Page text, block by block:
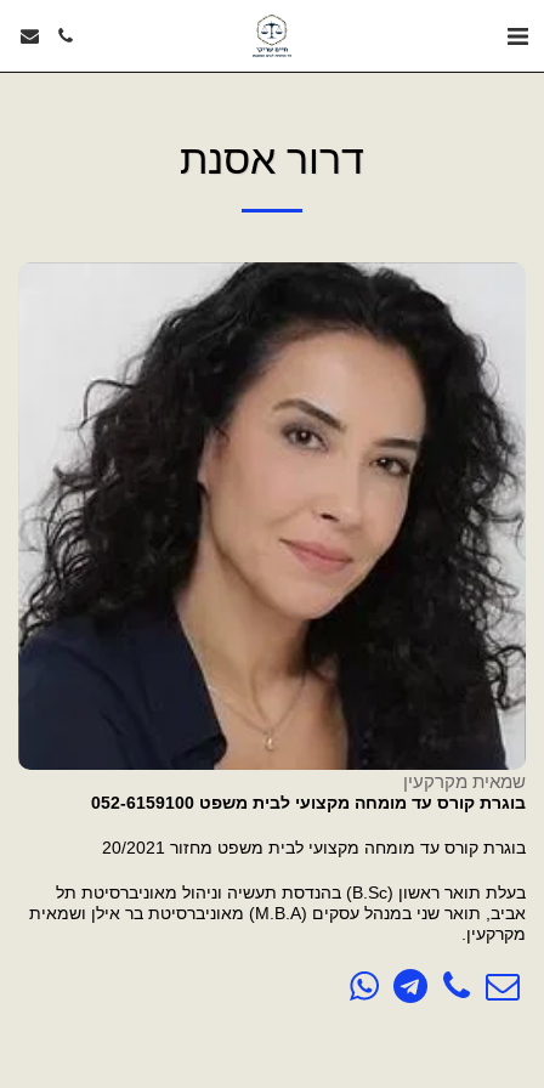
דרור אסנת
שמאית מקרקעין
בוגרת קורס עד מומחה מקצועי לבית משפט 052-6159100
בוגרת קורס עד מומחה מקצועי לבית משפט מחזור 20/2021
בעלת תואר ראשון (B.Sc) בהנדסת תעשיה וניהול מאוניברסיטת תל
אביב, תואר שני במנהל עסקים (M.B.A) מאוניברסיטת בר אילן ושמאית
מקרקעין.